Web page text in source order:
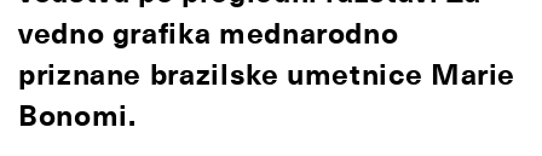
vedno grafika mednarodno
priznane brazilske umetnice Marie
Bonomi.